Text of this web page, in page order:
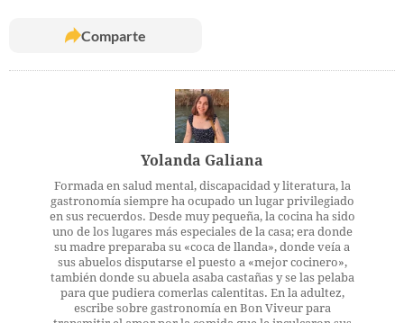
Comparte
Yolanda Galiana
Formada en salud mental, discapacidad y literatura, la
gastronomía siempre ha ocupado un lugar privilegiado
en sus recuerdos. Desde muy pequeña, la cocina ha sido
uno de los lugares más especiales de la casa; era donde
su madre preparaba su «coca de llanda», donde veía a
sus abuelos disputarse el puesto a «mejor cocinero»,
también donde su abuela asaba castañas y se las pelaba
para que pudiera comerlas calentitas. En la adultez,
escribe sobre gastronomía en Bon Viveur para